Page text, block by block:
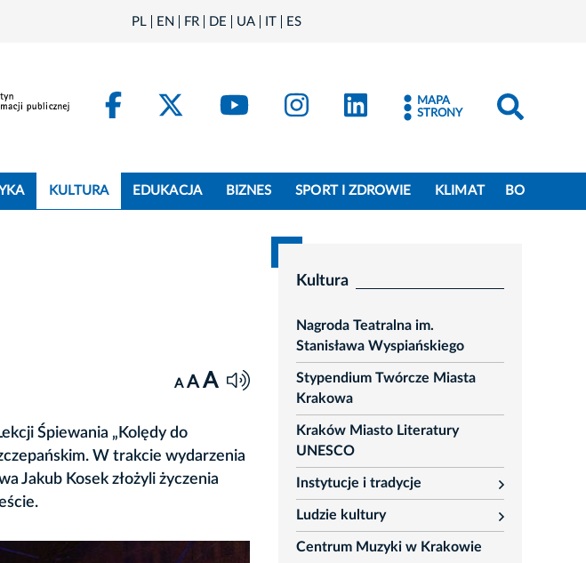
PL EN FR DE UA IT ES
FacebookKraków - X
Kraków - YouTube
Kraków - Instagram
Kraków - LinkedIn
MAPA
STRONY
KULTURA EDUKACJA BIZNES SPORT I ZDROWIE KLIMAT BO
A A A
Śpiewania „Kolędy do
W trakcie wydarzenia
Jakub Kosek złożyli życzenia
Kultura
Nagroda Teatralna im.
Stanisława Wyspiańskiego
Stypendium Twórcze Miasta
Krakowa
Kraków Miasto Literatury
UNESCO
Instytucje i tradycje
rozwiń
Ludzie kultury
rozwiń
Centrum Muzyki w Krakowie